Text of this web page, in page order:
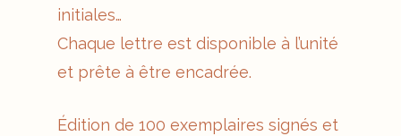
initiales…
Chaque lettre est disponible à l’unité
et prête à être encadrée.
Édition de 100 exemplaires signés et